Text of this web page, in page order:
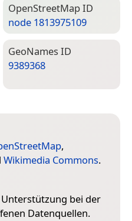
Open­Street­Map ID
node 1813975109
Geo­Names ID
9389368
,
Wikimedia Commons.
bei der
Datenquellen.